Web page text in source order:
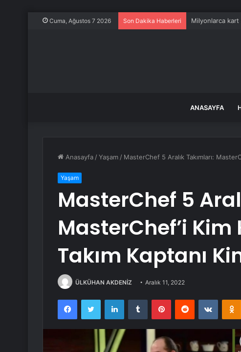
Cuma, Ağustos 7 2026 Son Dakika Haberleri Milyonlarca kart
ANASAYFA
Anasayfa /Yaşam / MasterChef 5 Aralık Takımları:
Yaşam
MasterChef 5
MasterChef’i Kim
Takım Kaptanı
ÜLKÜHAN AKDENİZ Aralık 11, 2022
FacebookTwitter LinkedInTumblr PinterestReddit